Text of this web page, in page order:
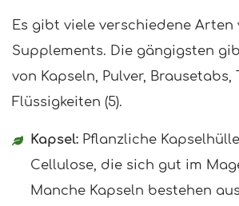
Es gibt viele verschiedene Arten
Supplements. Die gängigsten
von Kapseln, Pulver,
Flüssigkeiten (5).
Kapsel:Pflanzliche
Cellulose, die sich gut im
Manche Kapseln bestehen